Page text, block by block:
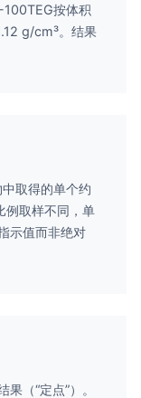
按体积
g/cm³。结果
取得的单个约
例取样不同，单
示值而非绝对
（“定点”）。